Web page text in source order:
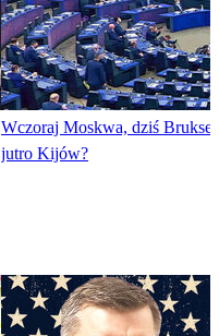
Wczoraj Moskwa, dziś
jutro Kijów?